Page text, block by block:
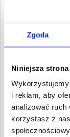
Zgoda
Niniejsza
i reklam, aby
analizować ruch
korzystasz z